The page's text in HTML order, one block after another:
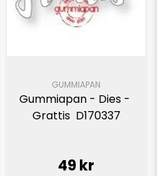
GUMMIAPAN
Gummiapan - Dies -
Grattis  D170337
49 kr